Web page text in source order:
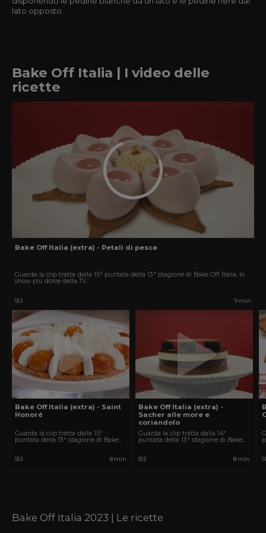
lato opposto.
Bake Off Italia | I video delle
ricette
Bake Off Italia (extra) - Petali di pesca
Guarda la clip tratta dalla 15ª puntata della 13ª stagione di Bake Off Italia, lo
show più dolce della TV.
S13 9 min
Bake Off Italia (extra) - Saint
Honoré
Guarda la clip tratta dalla 15ª
puntata della 13ª stagione di Bake
S13 8 min
Bake Off Italia (extra) -
Sacher alle more e
coriandolo
Guarda la clip tratta dalla 14ª
puntata della 13ª stagione di Bake
S13 8 min
Bake Off Italia 2023 | Le ricette